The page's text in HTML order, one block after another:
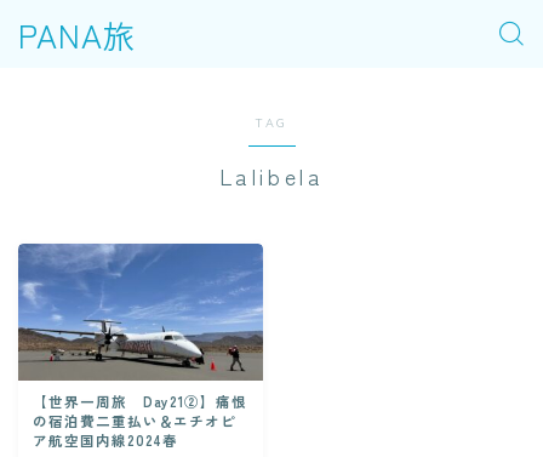
PANA旅
TAG
Lalibela
【世界一周旅 Day21②】痛恨
の宿泊費二重払い＆エチオピ
ア航空国内線2024春